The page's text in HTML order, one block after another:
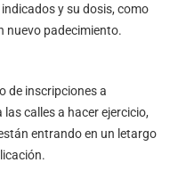
y su dosis, como
nuevo padecimiento.
de inscripciones a
calles a hacer ejercicio,
entrando en un letargo